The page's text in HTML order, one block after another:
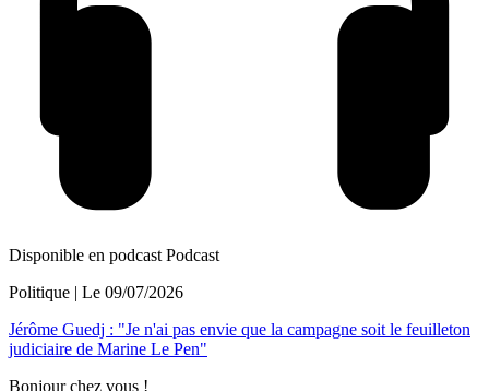
Disponible en podcast Podcast
Politique | Le 09/07/2026
Jérôme Guedj : "Je n'ai pas envie que la campagne soit le feuilleton
judiciaire de Marine Le Pen"
Bonjour chez vous !